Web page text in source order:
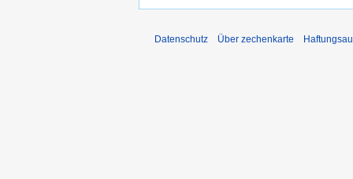
Datenschutz Über zechenkarte